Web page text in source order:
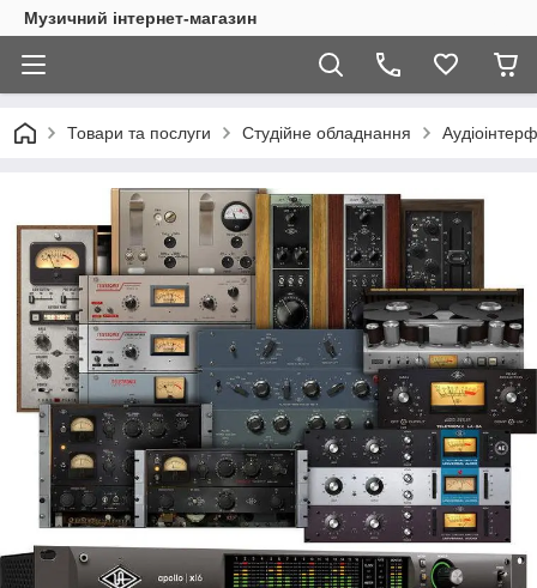
Музичний інтернет-магазин
Товари та послуги Студійне обладнання